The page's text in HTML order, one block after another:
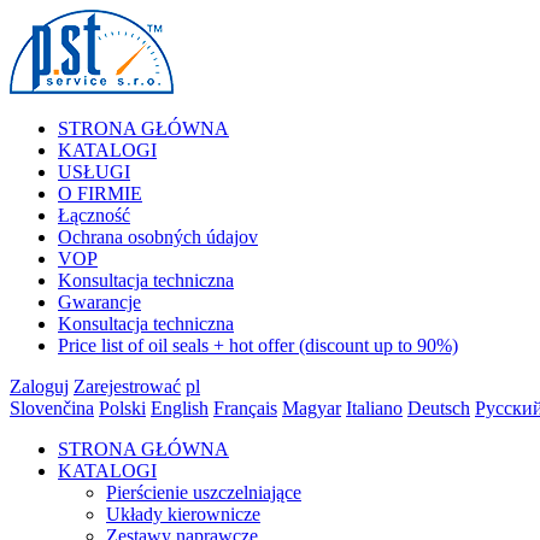
STRONA GŁÓWNA
KATALOGI
USŁUGI
O FIRMIE
Łączność
Ochrana osobných údajov
VOP
Konsultacja techniczna
Gwarancje
Konsultacja techniczna
Price list of oil seals + hot offer (discount up to 90%)
Zaloguj Zarejestrować pl
Slovenčina Polski English Français Magyar Italiano Deutsch
STRONA GŁÓWNA
KATALOGI
Pierścienie uszczelniające
Układy kierownicze
Zestawy naprawcze